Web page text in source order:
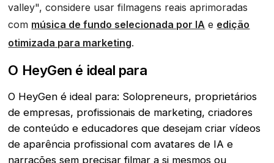
valley", considere usar filmagens reais aprimoradas
com música de fundo selecionada por IA e edição
otimizada para marketing.
O HeyGen é ideal para
O HeyGen é ideal para: Solopreneurs, proprietários
de empresas, profissionais de marketing, criadores
de conteúdo e educadores que desejam criar vídeos
de aparência profissional com avatares de IA e
narrações sem precisar filmar a si mesmos ou